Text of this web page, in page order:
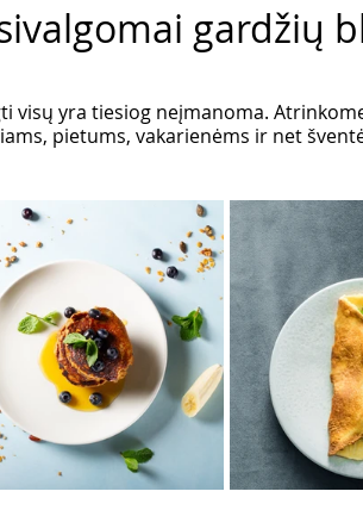
gardžių
visų yra tiesiog neįmanoma.
pietums, vakarienėms ir net